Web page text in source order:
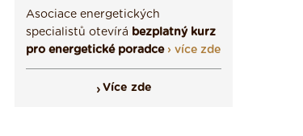
Asociace energetických
specialistů otevírá bezplatný kurz
pro energetické poradce › více zde
Více zde